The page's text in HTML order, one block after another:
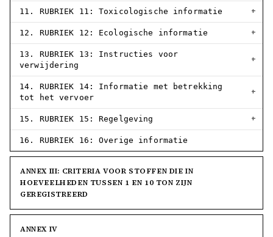
11. RUBRIEK 11: Toxicologische informatie
12. RUBRIEK 12: Ecologische informatie
13. RUBRIEK 13: Instructies voor
verwijdering
14. RUBRIEK 14: Informatie met betrekking
tot het vervoer
15. RUBRIEK 15: Regelgeving
16. RUBRIEK 16: Overige informatie
ANNEX III: CRITERIA VOOR STOFFEN DIE IN
HOEVEELHEDEN TUSSEN 1 EN 10 TON ZIJN
GEREGISTREERD
ANNEX IV